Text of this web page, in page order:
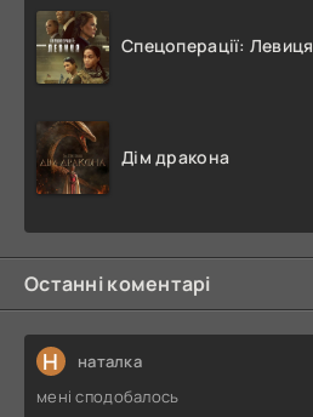
Спецоперації: Левиця
Дім дракона
Останні коментарі
Н наталка
мені сподобалось